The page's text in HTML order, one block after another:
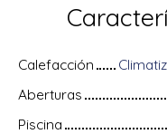
Calefacción
Aberturas
Piscina